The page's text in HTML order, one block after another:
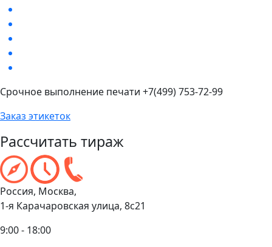
Срочное выполнение печати +7(499) 753-72-99
Заказ этикеток
Рассчитать тираж
Россия, Москва,
1-я Карачаровская улица, 8с21
9:00 - 18:00